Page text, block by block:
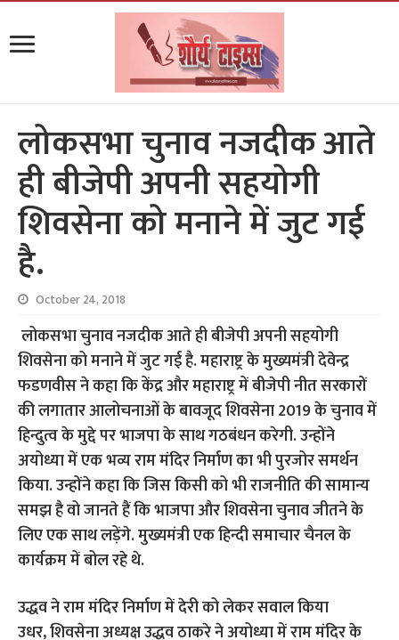
लोकसभा चुनाव नजदीक आते
ही बीजेपी अपनी सहयोगी
शिवसेना को मनाने में जुट गई
है.
October 24, 2018
लोकसभा चुनाव नजदीक आते ही बीजेपी अपनी सहयोगी
शिवसेना को मनाने में जुट गई है. महाराष्ट्र के मुख्यमंत्री देवेन्द्र
फडणवीस ने कहा कि केंद्र और महाराष्ट्र में बीजेपी नीत सरकारों
की लगातार आलोचनाओं के बावजूद शिवसेना 2019 के चुनाव में
हिन्दुत्व के मुद्दे पर भाजपा के साथ गठबंधन करेगी. उन्होंने
अयोध्या में एक भव्य राम मंदिर निर्माण का भी पुरजोर समर्थन
किया. उन्होंने कहा कि जिस किसी को भी राजनीति की सामान्य
समझ है वो जानते हैं कि भाजपा और शिवसेना चुनाव जीतने के
लिए एक साथ लड़ेंगे. मुख्यमंत्री एक हिन्दी समाचार चैनल के
कार्यक्रम में बोल रहे थे.
उद्धव ने राम मंदिर निर्माण में देरी को लेकर सवाल किया
उधर, शिवसेना अध्यक्ष उद्धव ठाकरे ने अयोध्या में राम मंदिर के